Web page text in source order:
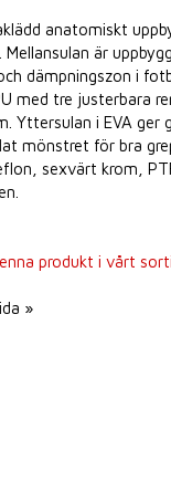
anatomiskt
är
dämpningszon i
med tre justerbara
Yttersulan i EVA ger
mönstret för bra
sexvärt krom,
produkt i vårt
»